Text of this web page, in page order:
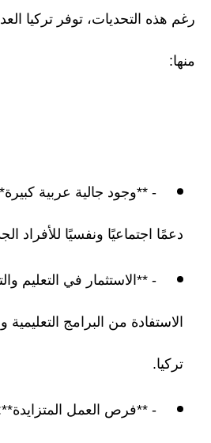
رغم هذه التحديات، توفر تركيا
منها:
- **وجود جالية عربية
دعمًا اجتماعيًا ونفسيًا للأفراد
- **الاستثمار في التعليم
الاستفادة من البرامج
تركيا.
- **فرص العمل